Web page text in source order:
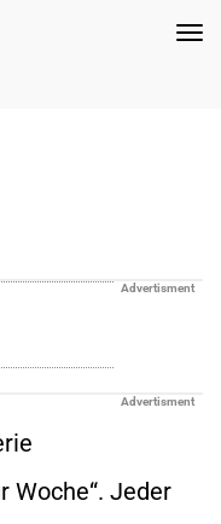
Advertisment
Advertisment
Woche“. Jeder